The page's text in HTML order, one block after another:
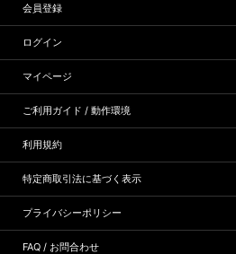
会員登録
ログイン
マイページ
ご利用ガイド / 動作環境
利用規約
特定商取引法に基づく表示
プライバシーポリシー
FAQ / お問合わせ